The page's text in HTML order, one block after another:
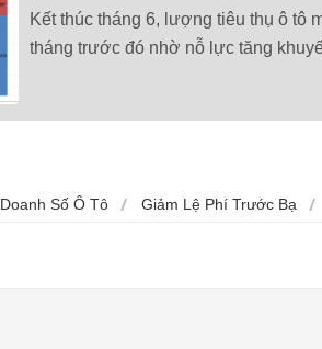
Kết thúc tháng 6, lượng tiêu thụ ô tô
tháng trước đó nhờ nỗ lực tăng
Doanh Số Ô Tô Giảm Lệ Phí Trước Bạ